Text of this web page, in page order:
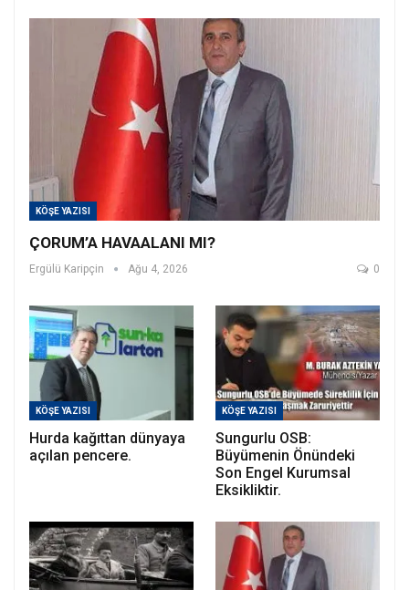
KÖŞE YAZISI
ÇORUM’A HAVAALANI MI?
Ergülü Karipçin Ağu 4, 2026 0
KÖŞE YAZISI
Hurda kağıttan dünyaya
açılan pencere.
KÖŞE YAZISI
Sungurlu OSB:
Büyümenin Önündeki
Son Engel Kurumsal
Eksikliktir.